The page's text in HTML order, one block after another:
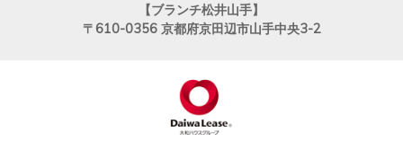
【ブランチ松井山手】
〒610-0356 京都府京田辺市山手中央3-2